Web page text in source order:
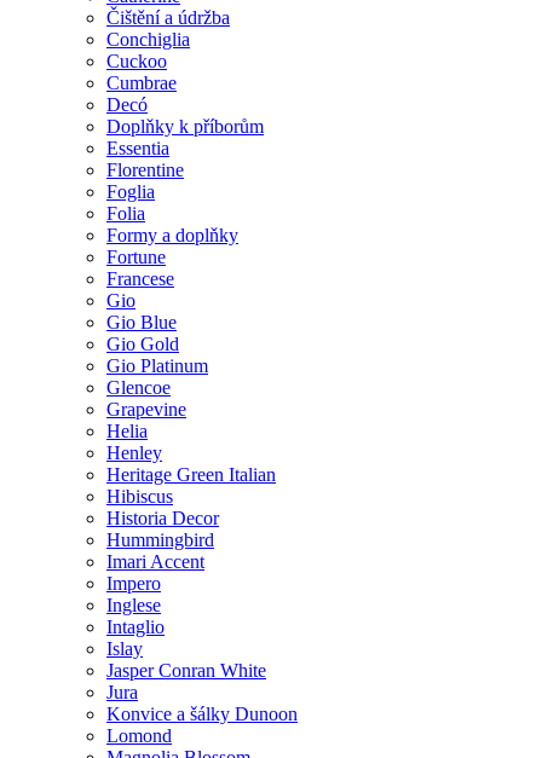
Čištění a údržba
Conchiglia
Cuckoo
Cumbrae
Decó
Doplňky k příborům
Essentia
Florentine
Foglia
Folia
Formy a doplňky
Fortune
Francese
Gio
Gio Blue
Gio Gold
Gio Platinum
Glencoe
Grapevine
Helia
Henley
Heritage Green Italian
Hibiscus
Historia Decor
Hummingbird
Imari Accent
Impero
Inglese
Intaglio
Islay
Jasper Conran White
Jura
Konvice a šálky Dunoon
Lomond